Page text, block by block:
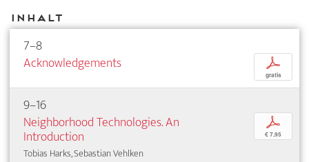
Inhalt
7–8
Acknowledgements
p
gratis
9–16
Neighborhood Technologies. An
Introduction
Tobias Harks, Sebastian Vehlken
p
€ 7,95